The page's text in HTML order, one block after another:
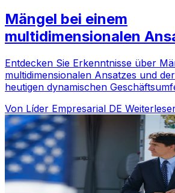
Mängel bei einem
multidimensionalen
Entdecken Sie Erkenntnisse über
multidimensionalen Ansatzes und
heutigen dynamischen
Von Líder Empresarial DE